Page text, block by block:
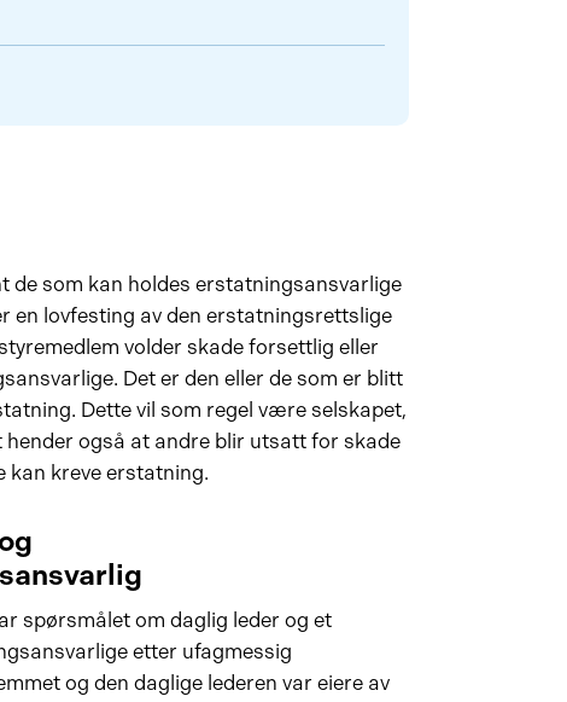
de som kan holdes erstatningsansvarlige
en lovfesting av den erstatningsrettslige
volder skade forsettlig eller
Det er den eller de som er blitt
Dette vil som regel være selskapet,
også at andre blir utsatt for skade
kan kreve erstatning.
spørsmålet om daglig leder og et
etter ufagmessig
og den daglige lederen var eiere av